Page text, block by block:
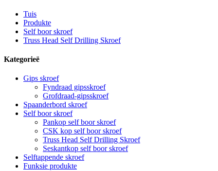
Tuis
Produkte
Self boor skroef
Truss Head Self Drilling Skroef
Kategorieë
Gips skroef
Fyndraad gipsskroef
Grofdraad-gipsskroef
Spaanderbord skroef
Self boor skroef
Pankop self boor skroef
CSK kop self boor skroef
Truss Head Self Drilling Skroef
Seskantkop self boor skroef
Selftappende skroef
Funksie produkte